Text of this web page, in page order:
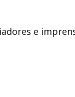
e